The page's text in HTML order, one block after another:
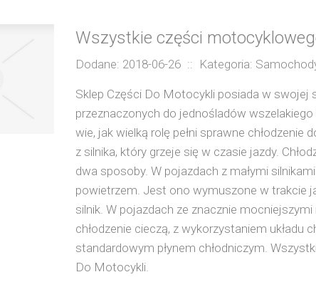
Wszystkie części
Dodane: 2018-06-26 :: Kategoria:
Sklep Części Do Motocykli posiada w swojej
przeznaczonych do jednośladów
wie, jak wielką rolę pełni sprawne
z silnika, który grzeje się w czasie jazdy.
dwa sposoby. W pojazdach z małymi
powietrzem. Jest ono wymuszone w trakcie
silnik. W pojazdach ze znacznie
chłodzenie cieczą, z wykorzystaniem układu
standardowym płynem chłodniczym.
Do Motocykli.